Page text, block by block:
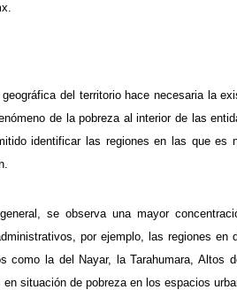
del territorio hace necesaria la
de la pobreza al interior de las
identificar las regiones en las que es
se observa una mayor
por ejemplo, las regiones en
como la del Nayar, la Tarahumara,
situación de pobreza en los espacios